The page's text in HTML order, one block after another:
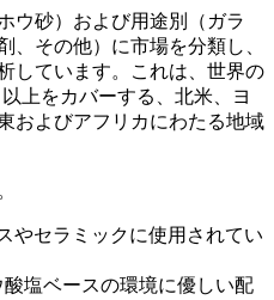
ウ砂）および用途別（ガラ
、その他）に市場を分類し、
しています。これは、世界の
上をカバーする、北米、ヨ
およびアフリカにわたる地域
やセラミックに使用されてい
塩ベースの環境に優しい配